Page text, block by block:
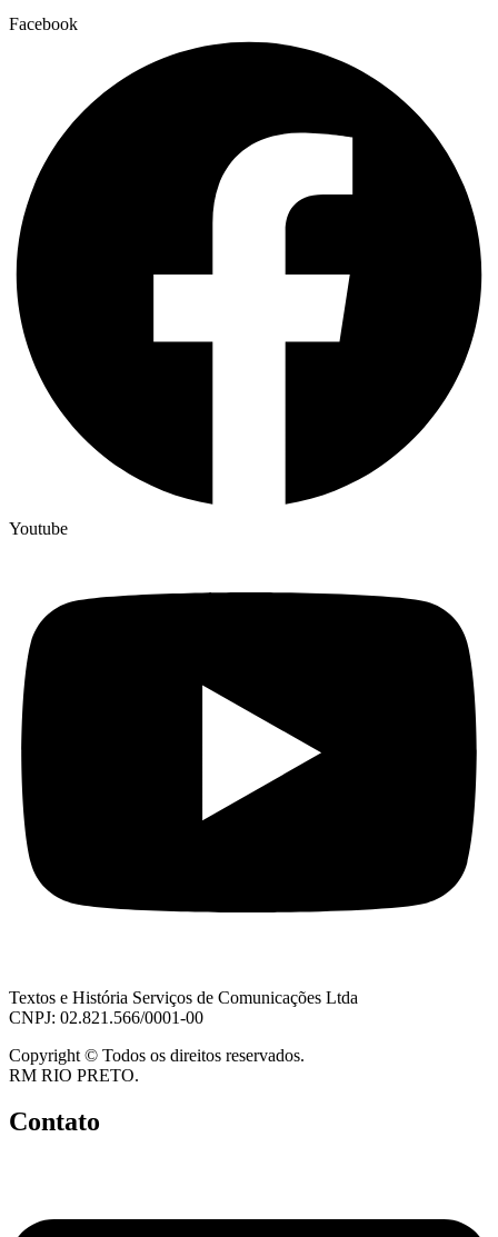
Facebook
Youtube
Textos e História Serviços de Comunicações Ltda
CNPJ: 02.821.566/0001-00
Copyright © Todos os direitos reservados.
RM RIO PRETO.
Contato